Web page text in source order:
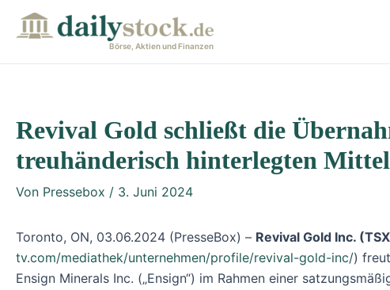
Inhalt
Börse, Aktien und Finanzen
Revival Gold schließt die
treuhänderisch hinterlegten
Von Pressebox / 3. Juni 2024
Toronto, ON, 03.06.2024 (PresseBox) – Revival Gold Inc.
tv.com/mediathek/unternehmen/profile/revival-gold-inc/)
Ensign Minerals Inc. („Ensign“) im Rahmen einer
navigation